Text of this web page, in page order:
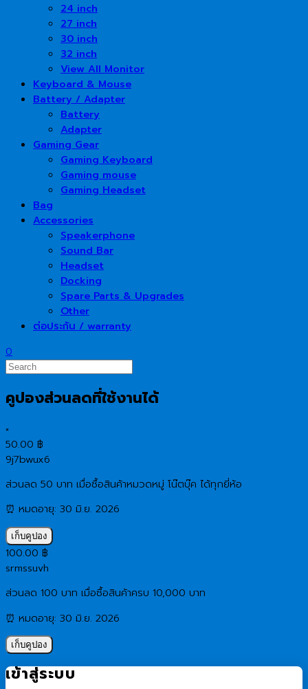
24 inch
27 inch
30 inch
32 inch
View All Monitor
Keyboard & Mouse
Battery / Adapter
Battery
Adapter
Gaming Gear
Gaming Keyboard
Gaming mouse
Gaming Headset
Bag
Accessories
Speakerphone
Sound Bar
Headset
Docking
Spare Parts & Upgrades
Other
ต่อประกัน / warranty
0
คูปองส่วนลดที่ใช้งานได้
×
50.00 ฿
9j7bwux6
ส่วนลด 50 บาท เมื่อซื้อสินค้าหมวดหมู่ โน๊ตบุ๊ค ได้ทุกยี่ห้อ
⏰ หมดอายุ: 30 มิ.ย. 2026
เก็บคูปอง
100.00 ฿
srmssuvh
ส่วนลด 100 บาท เมื่อซื้อสินค้าครบ 10,000 บาท
⏰ หมดอายุ: 30 มิ.ย. 2026
เก็บคูปอง
เข้าสู่ระบบ